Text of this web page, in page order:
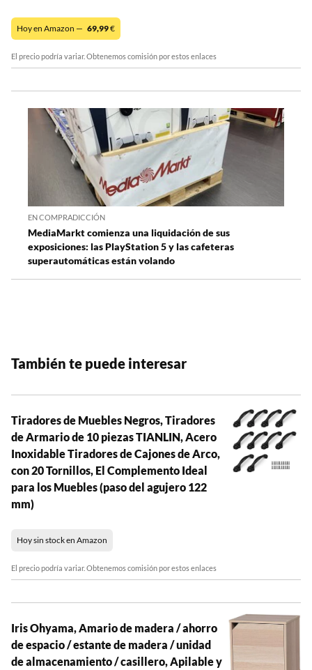
Hoy en Amazon — 69,99€
El precio podría variar. Obtenemos comisión por estos enlaces
EN COMPRADICCIÓN
MediaMarkt comienza una liquidación de sus
exposiciones: las PlayStation 5 y las cafeteras
superautomáticas están volando
También te puede interesar
Tiradores de Muebles Negros, Tiradores
de Armario de 10 piezas TIANLIN, Acero
Inoxidable Tiradores de Cajones de Arco,
con 20 Tornillos, El Complemento Ideal
para los Muebles (paso del agujero 122
mm)
Hoy sin stock en Amazon
El precio podría variar. Obtenemos comisión por estos enlaces
Iris Ohyama, Amario de madera / ahorro
de espacio / estante de madera / unidad
de almacenamiento / casillero, Apilable y